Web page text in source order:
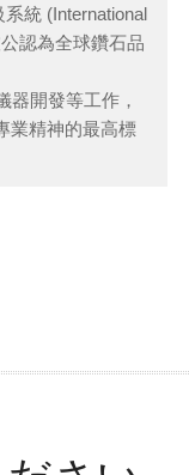
統 (International
認為全球鑽石品
器開發等工作，
業精神的最高標